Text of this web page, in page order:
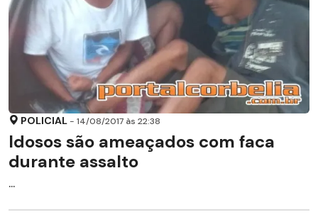
POLICIAL - 14/08/2017 às 22:38
Idosos são ameaçados com faca
durante assalto
...